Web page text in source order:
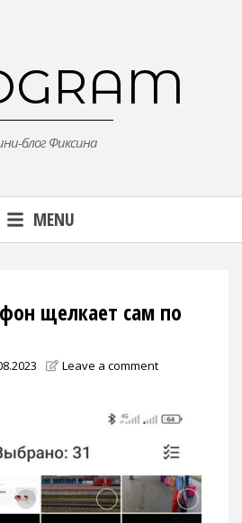
блог Фиксина
MENU
щелкает сам по
Leave a comment